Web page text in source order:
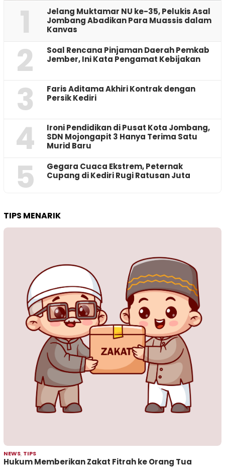
1
Jelang Muktamar NU ke-35, Pelukis Asal
Jombang Abadikan Para Muassis dalam
Kanvas
2
‎Soal Rencana Pinjaman Daerah Pemkab
Jember, Ini Kata Pengamat Kebijakan ‎
3
Faris Aditama Akhiri Kontrak dengan
Persik Kediri
4
Ironi Pendidikan di Pusat Kota Jombang,
SDN Mojongapit 3 Hanya Terima Satu
Murid Baru
5
‎Gegara Cuaca Ekstrem, Peternak
Cupang di Kediri Rugi Ratusan Juta
TIPS MENARIK
NEWS, TIPS
Hukum Memberikan Zakat Fitrah ke Orang Tua